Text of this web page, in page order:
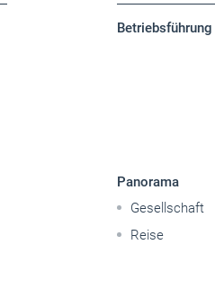
Betriebsführung
Panorama
Gesellschaft
Reise